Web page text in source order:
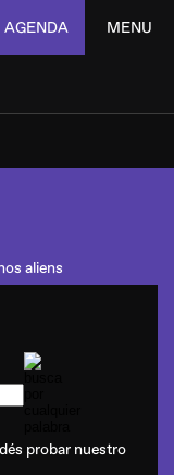
AGENDA MENU
aliens
probar nuestro